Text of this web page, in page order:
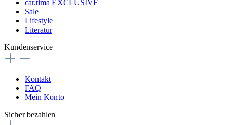
car.tima EXCLUSIVE
Sale
Lifestyle
Literatur
Kundenservice
Kontakt
FAQ
Mein Konto
Sicher bezahlen